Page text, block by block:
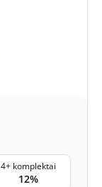
4+ komplektai
12%